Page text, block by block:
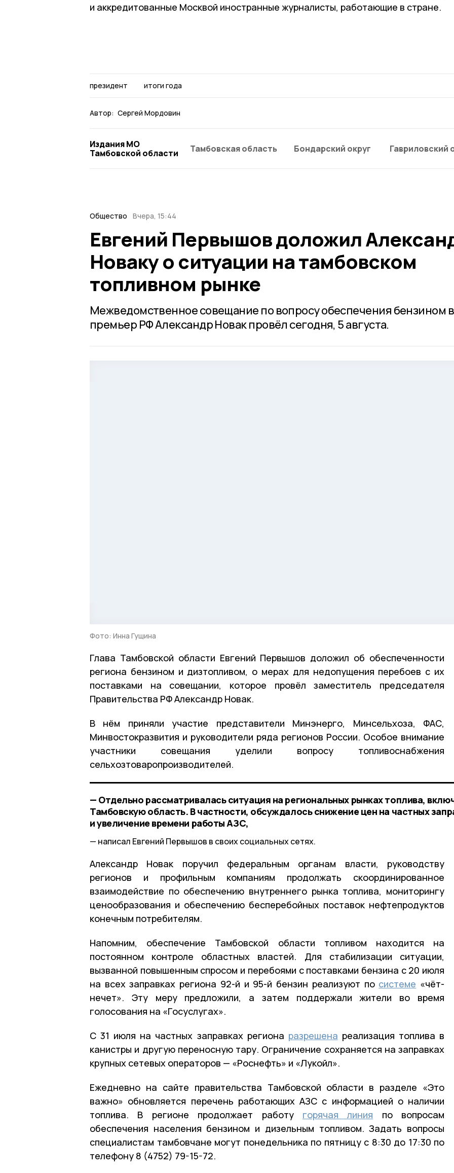
и аккредитованные Москвой иностранные журналисты, работающие в стране.
президент итоги года
Автор: Сергей Мордовин
Издания МО
Тамбовской области
Тамбовская область Бондарский округ Гавриловский
Общество Вчера, 15:44
Евгений Первышов доложил
Новаку о ситуации на тамбовском
топливном рынке
Межведомственное совещание по вопросу обеспечения бензином
премьер РФ Александр Новак провёл сегодня, 5 августа.
Фото: Инна Гущина
Глава Тамбовской области Евгений Первышов доложил об обеспеченности
региона бензином и дизтопливом, о мерах для недопущения перебоев с их
поставками на совещании, которое провёл заместитель председателя
Правительства РФ Александр Новак.
В нём приняли участие представители Минэнерго, Минсельхоза, ФАС,
Минвостокразвития и руководители ряда регионов России. Особое внимание
участники совещания уделили вопросу топливоснабжения
сельхозтоваропроизводителей.
— Отдельно рассматривалась ситуация на региональных рынках топлива,
Тамбовскую область. В частности, обсуждалось снижение цен на частных
и увеличение времени работы АЗС,
написал Евгений Первышов в своих социальных сетях.
Александр Новак поручил федеральным органам власти, руководству
регионов и профильным компаниям продолжать скоординированное
взаимодействие по обеспечению внутреннего рынка топлива, мониторингу
ценообразования и обеспечению бесперебойных поставок нефтепродуктов
конечным потребителям.
Напомним, обеспечение Тамбовской области топливом находится на
постоянном контроле областных властей. Для стабилизации ситуации,
вызванной повышенным спросом и перебоями с поставками бензина с 20 июля
на всех заправках региона 92-й и 95-й бензин реализуют по системе «чёт-
нечет». Эту меру предложили, а затем поддержали жители во время
голосования на «Госуслугах».
С 31 июля на частных заправках региона разрешена реализация топлива в
канистры и другую переносную тару. Ограничение сохраняется на заправках
крупных сетевых операторов — «Роснефть» и «Лукойл».
Ежедневно на сайте правительства Тамбовской области в разделе «Это
важно» обновляется перечень работающих АЗС с информацией о наличии
топлива. В регионе продолжает работу горячая линия по вопросам
обеспечения населения бензином и дизельным топливом. Задать вопросы
специалистам тамбовчане могут понедельника по пятницу с 8:30 до 17:30 по
телефону 8 (4752) 79-15-72.